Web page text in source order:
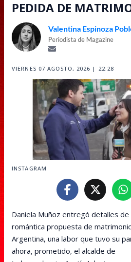
PEDIDA DE
Valentina Espinoza
Periodista de Magazine
VIERNES 07 AGOSTO, 2026 | 22:28
INSTAGRAM
Daniela Muñoz entregó detalles de
romántica propuesta de
Argentina, una labor que tuvo su
ahora, prometido, el alcalde de